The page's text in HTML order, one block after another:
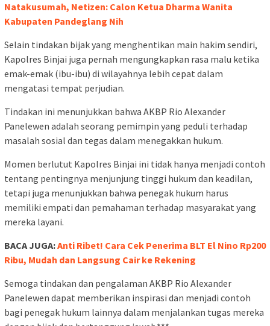
Natakusumah, Netizen: Calon Ketua Dharma Wanita
Kabupaten Pandeglang Nih
Selain tindakan bijak yang menghentikan main hakim sendiri,
Kapolres Binjai juga pernah mengungkapkan rasa malu ketika
emak-emak (ibu-ibu) di wilayahnya lebih cepat dalam
mengatasi tempat perjudian.
Tindakan ini menunjukkan bahwa AKBP Rio Alexander
Panelewen adalah seorang pemimpin yang peduli terhadap
masalah sosial dan tegas dalam menegakkan hukum.
Momen berlutut Kapolres Binjai ini tidak hanya menjadi contoh
tentang pentingnya menjunjung tinggi hukum dan keadilan,
tetapi juga menunjukkan bahwa penegak hukum harus
memiliki empati dan pemahaman terhadap masyarakat yang
mereka layani.
BACA JUGA:Anti Ribet! Cara Cek Penerima BLT El Nino Rp200
Ribu, Mudah dan Langsung Cair ke Rekening
Semoga tindakan dan pengalaman AKBP Rio Alexander
Panelewen dapat memberikan inspirasi dan menjadi contoh
bagi penegak hukum lainnya dalam menjalankan tugas mereka